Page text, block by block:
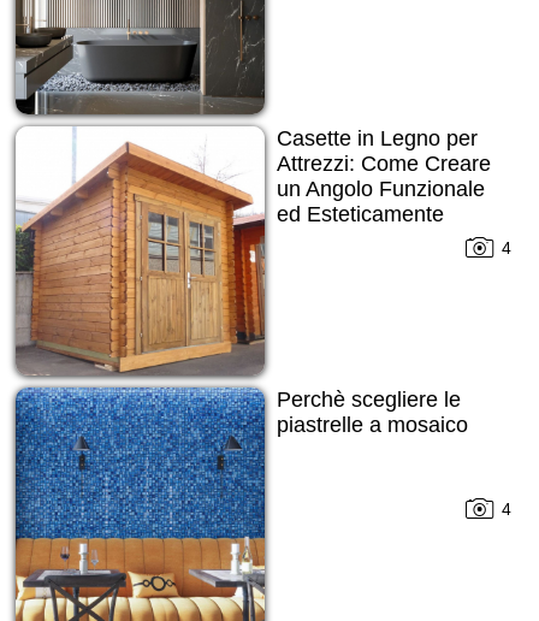
Casette in Legno per
Attrezzi: Come Creare
un Angolo Funzionale
ed Esteticamente
4
Perchè scegliere le
piastrelle a mosaico
4